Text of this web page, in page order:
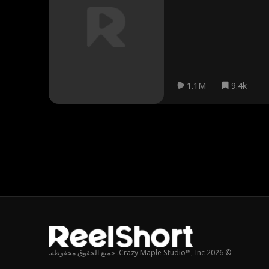
1.1M 9.4k
© 2026 Crazy Maple Studio™, Inc. جميع الحقوق محفوظة.